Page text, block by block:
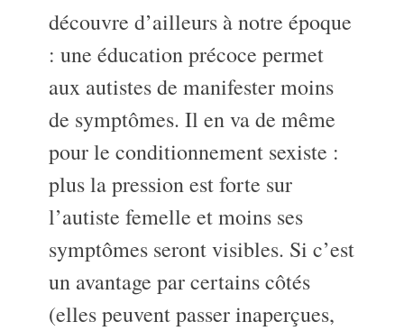
découvre d’ailleurs à notre époque
: une éducation précoce permet
aux autistes de manifester moins
de symptômes. Il en va de même
pour le conditionnement sexiste :
plus la pression est forte sur
l’autiste femelle et moins ses
symptômes seront visibles. Si c’est
un avantage par certains côtés
(elles peuvent passer inaperçues,